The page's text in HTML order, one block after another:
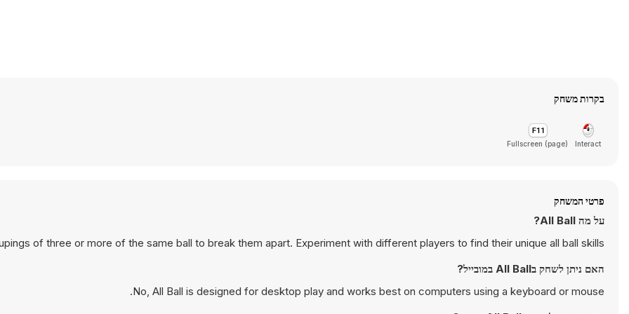
בקרות משחק
Interact
Fullscreen (page)
פרטי המשחק
על מה All Ball?
of three or more of the same ball to break them apart. Experiment with different players to find their unique all ball skills.
האם ניתן לשחק בAll Ball במובייל?
No, All Ball is designed for desktop play and works best on computers using a keyboard or mouse.